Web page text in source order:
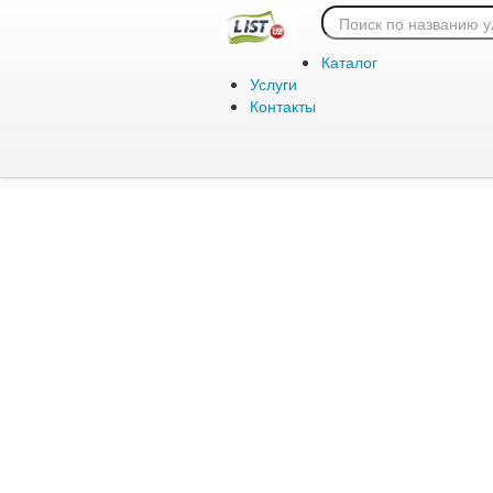
Каталог
Услуги
Контакты
Ошибка